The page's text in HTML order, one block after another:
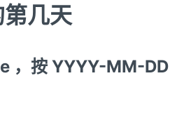
几天
，按 YYYY-MM-